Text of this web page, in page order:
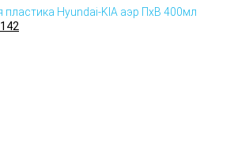
Hyundai-KIA аэр ПхВ 400мл